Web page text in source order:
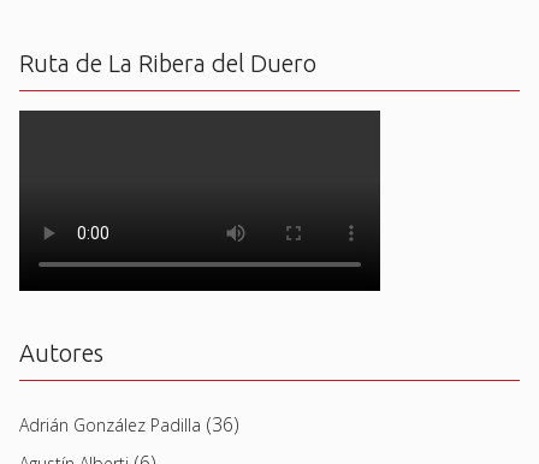
Ruta de La Ribera del Duero
Autores
Adrián González Padilla (36)